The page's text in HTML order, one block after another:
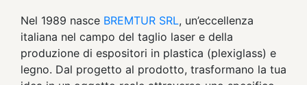
Nel 1989 nasce BREMTUR SRL, un’eccellenza
italiana nel campo del taglio laser e della
produzione di espositori in plastica (plexiglass) e
legno. Dal progetto al prodotto, trasformano la tua